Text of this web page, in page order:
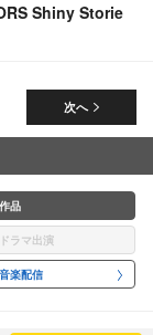
Shiny Storie
次へ
作品
ドラマ出演
音楽配信